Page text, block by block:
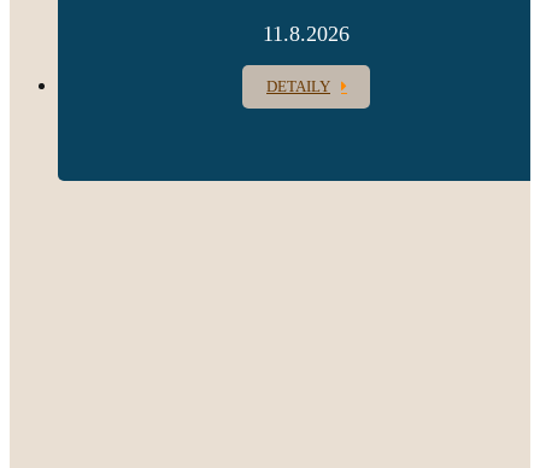
11.8.2026
DETAILY